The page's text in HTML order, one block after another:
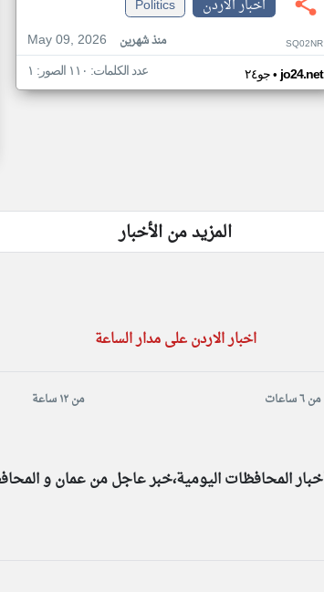
اخبار الاردن
Politics
May 09, 2026
منذ شهرين SQ02NR
جو٢٤•jo24.net عدد الكلمات: ١١٠ الصور: ١
المزيد من الأخبار
اخبار الاردن على مدار الساعة
من ٦ ساعات من ١٢ ساعة